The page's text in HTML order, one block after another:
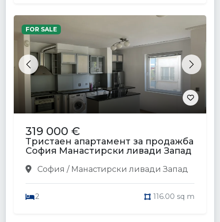
Previous Next
FOR SALE
319 000 €
Тристаен апартамент за продажба
София Манастирски ливади Запад
София / Манастирски ливади Запад
2 116.00 sq m